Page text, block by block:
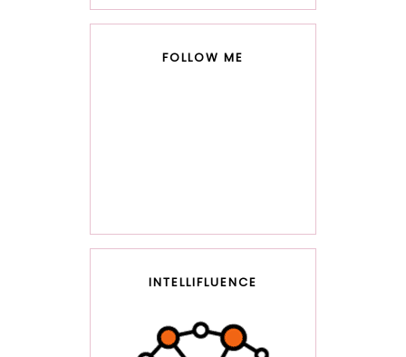
FOLLOW ME
INTELLIFLUENCE